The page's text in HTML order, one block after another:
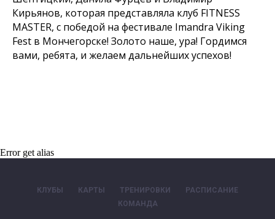
Кирьянов, которая представляла клуб FITNESS
MASTER, с победой на фестивале Imandra Viking
Fest в Мончегорске! Золото наше, ура! Гордимся
вами, ребята, и желаем дальнейших успехов!
Error get alias
КЛУБЫ КАРТЫ ТРЕНИРОВКИ
РАСПИСАНИЕ
КОМАНДА